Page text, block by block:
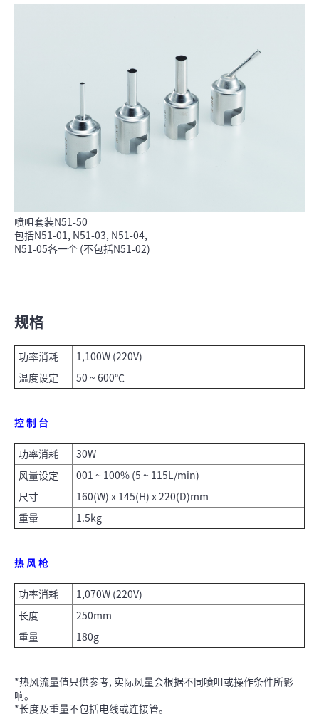
喷咀套装N51-50
包括N51-01, N51-03, N51-04,
N51-05各一个 (不包括N51-02)
规格
功率消耗
1,100W (220V)
温度设定
50 ~ 600℃
控 制 台
功率消耗
30W
风量设定
001 ~ 100% (5 ~ 115L/min)
尺寸
160(W) x 145(H) x 220(D)mm
重量
1.5kg
热 风 枪
功率消耗
1,070W (220V)
长度
250mm
重量
180g
*热风流量值只供参考, 实际风量会根据不同喷咀或操作条件所影
响。
*长度及重量不包括电线或连接管。